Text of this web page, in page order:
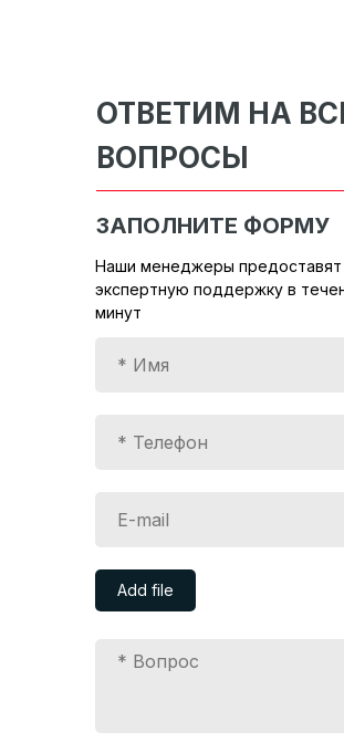
Add file
ОТВЕТИМ НА
ВОПРОСЫ
Наши менеджеры предоставят
экспертную поддержку в
минут
ЗАПОЛНИТЕ ФОРМУ